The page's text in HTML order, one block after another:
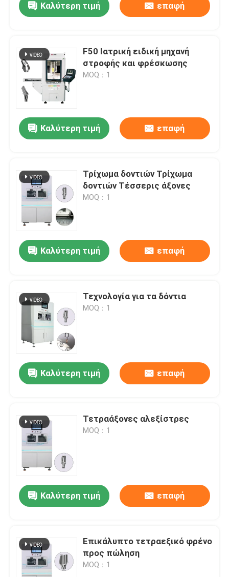
Προϊόντα
Εκπομπή VR
Σχετικά με εμάς
Ποιοτικός έλεγχος
Επικοινωνήστε μαζί μας
Ειδήσεις
Υποθέσεις
Μπλογκ
Καλύτερη τιμή επαφή
F50 Ιατρική ειδική μηχανή
στροφής και φρέσκωσης
MOQ：1
Καλύτερη τιμή επαφή
Τρίχωμα δοντιών Τρίχωμα
δοντιών Τέσσερις άξονες
MOQ：1
Καλύτερη τιμή επαφή
Τεχνολογία για τα δόντια
MOQ：1
Καλύτερη τιμή επαφή
Τετραάξονες αλεξίστρες
MOQ：1
Καλύτερη τιμή επαφή
Επικάλυπτο τετραεξικό φρένο
προς πώληση
MOQ：1